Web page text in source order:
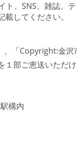
ト、SNS、雑誌、
してください。
、「Copyright:金
部ご恵送いただけ
構内